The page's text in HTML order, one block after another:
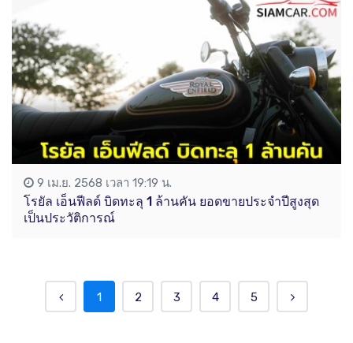
9 เม.ย. 2568 เวลา 19:19 น.
โรยัล เอ็นฟีลด์ บิดทะลุ 1 ล้านคัน ยอดขายประจำปีสูงสุด
เป็นประวัติการณ์
1 2 3 4 5